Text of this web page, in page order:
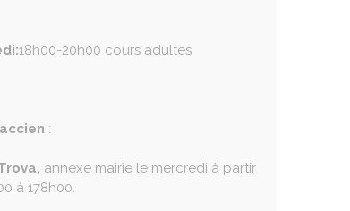
18h00-20h00 cours adultes
:
annexe mairie le mercredi à partir
à 178h00.